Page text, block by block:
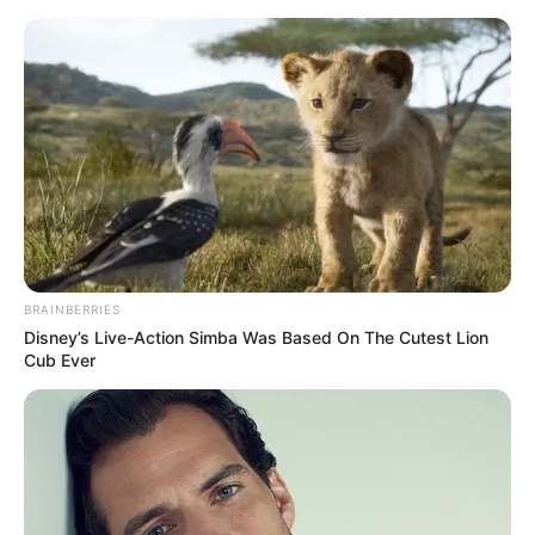
kontenMobile
Indonesiana Bintan Politik Hukum
Beranda Hukum
Polisi Bongkar Markas Judi Online di
Tanjungpinang, 4 CS Jaringan Luar
Negeri Ditangkap
BRAINBERRIES
Disney’s Live-Action Simba Was Based On The Cutest Lion
Cub Ever